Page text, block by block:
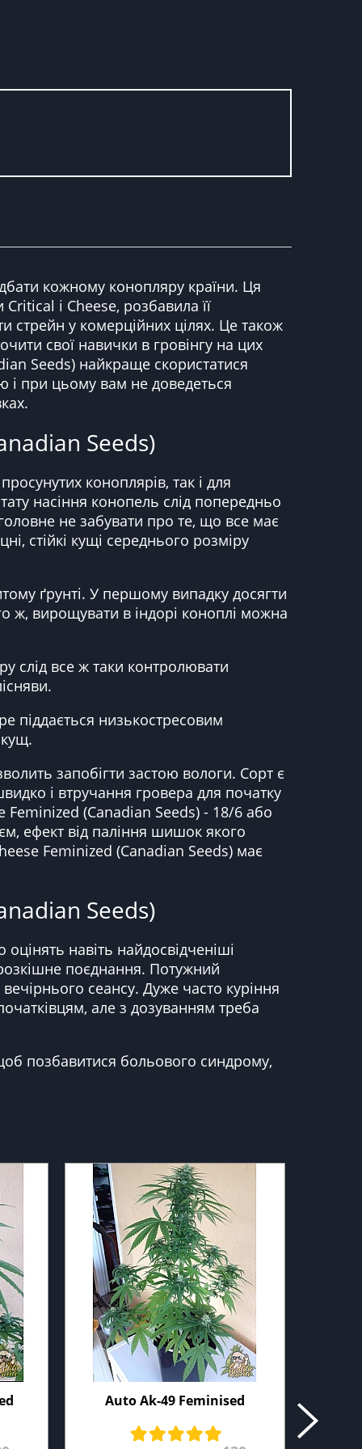
кожному конопляру країни. Ця
і Cheese, розбавила її
стрейн у комерційних цілях. Це також
свої навички в гровінгу на цих
Seeds) найкраще скористатися
і при цьому вам не доведеться
Seeds)
коноплярів, так і для
насіння конопель слід попередньо
не забувати про те, що все має
стійкі кущі середнього розміру
ґрунті. У першому випадку досягти
ж, вирощувати в індорі коноплі можна
слід все ж таки контролювати
піддається низькостресовим
запобігти застою вологи. Сорт є
і втручання гровера для початку
(Canadian Seeds) - 18/6 або
ефект від паління шишок якого
Feminized (Canadian Seeds) має
Seeds)
навіть найдосвідченіші
поєднання. Потужний
сеансу. Дуже часто куріння
але з дозуванням треба
позбавитися больового синдрому,
Auto Ak-49 Feminised